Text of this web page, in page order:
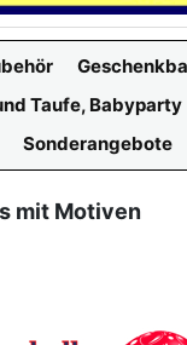
Taufe, Babyparty
Sonderangebote
mit Motiven